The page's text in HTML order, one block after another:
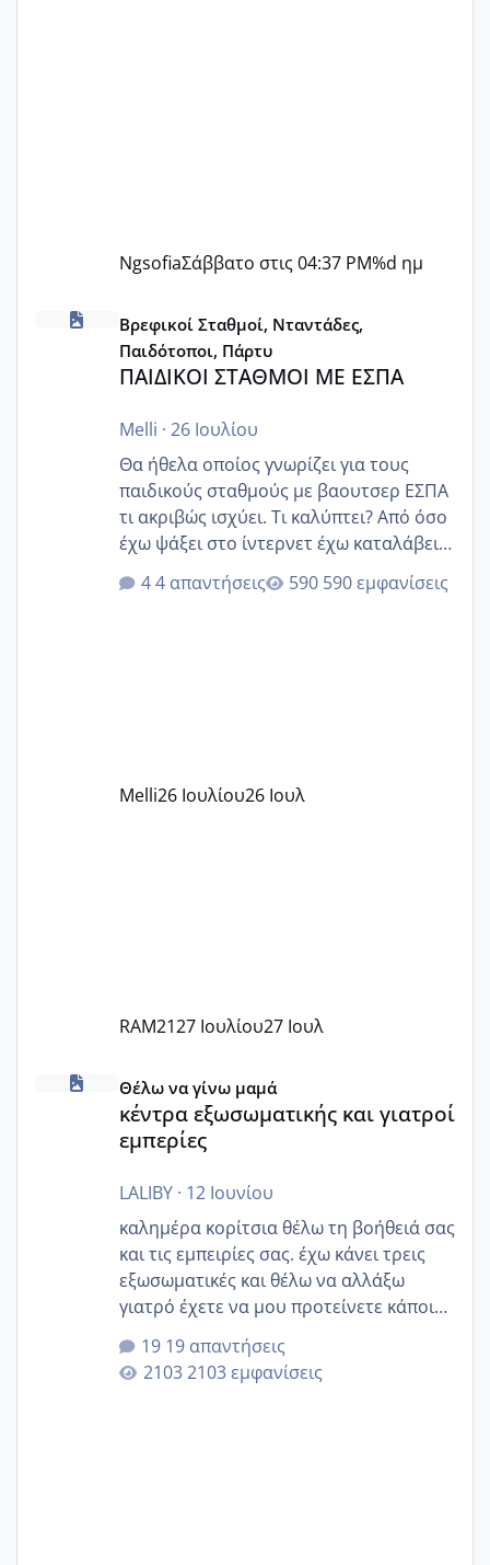
NgsofiaΣάββατο στις 04:37 PM%d ημ
ΠΑΙΔΙΚΟΙ ΣΤΑΘΜΟΙ ΜΕ ΕΣΠΑ
Βρεφικοί Σταθμοί, Νταντάδες,
Παιδότοποι, Πάρτυ
ΠΑΙΔΙΚΟΙ ΣΤΑΘΜΟΙ ΜΕ ΕΣΠΑ
Melli · 26 Ιουλίου
Θα ήθελα οποίος γνωρίζει για τους
παιδικούς σταθμούς με βαουτσερ ΕΣΠΑ
τι ακριβώς ισχύει. Τι καλύπτει? Από όσο
έχω ψάξει στο ίντερνετ έχω καταλάβει
ότι το βαουτσερ καλύπτει όλα τα
δίδακτρα και τα τροφεια του ιδιωτικού
Εγώ πήγα σε έναν ιδιωτικό παιδικό στ
4 απαντήσεις 590 εμφανίσεις
Melli26 Ιουλίου26 Ιουλ
RAM2127 Ιουλίου27 Ιουλ
κέντρα εξωσωματικής και γιατροί εμπερίες
Θέλω να γίνω μαμά
κέντρα εξωσωματικής και γιατροί
εμπερίες
LALIBY· 12 Ιουνίου
καλημέρα κορίτσια θέλω τη βοήθειά σας
και τις εμπειρίες σας. έχω κάνει τρεις
εξωσωματικές και θέλω να αλλάξω
γιατρό έχετε να μου προτείνετε κάποιον
που μείνατε ευχαριστημένες και είχατε
επιιτυχία? έκανα στο υγεία με τον
ζερβομανωλάκη (δεν το εψαξε καθόλου
19 απαντήσεις
2103 εμφανίσεις